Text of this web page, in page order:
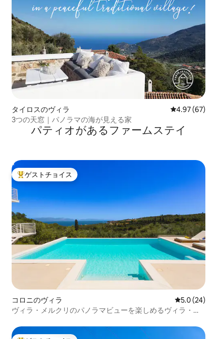
タイロスのヴィラ レビュー67
4.97 (67)
3つの天窓｜パノラマの海が見える家
パティオがあるファームステイ
大好評のゲストチョイスです。
ゲストチョイス
コロニのヴィラ レビュー24
5.0 (24)
ヴィラ・メルクリのパノラマビューを楽しめるヴィラ・コ